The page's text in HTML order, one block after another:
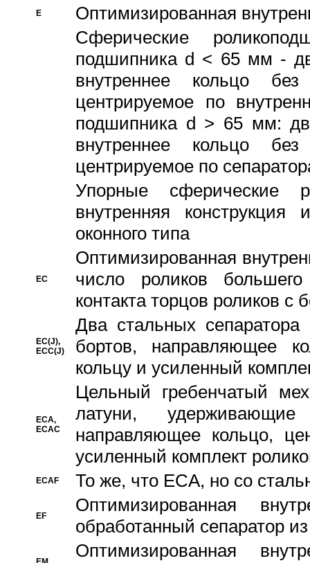
E
Оптимизированная
Сферические
подшипника d < 65 мм -
внутреннее кольцо
центрируемое по
подшипника d > 65 мм:
внутреннее кольцо
центрируемое по
Упорные сферические
внутренняя
оконного типа
EC
Oптимизированная
число роликов
контакта торцов роликов с
EC(J),
ECC(J)
Два стальных сепаратора
бортов, направляющее
кольцу и усиленный
ECA,
ECAC
Цельный гребенчатый
латуни,
направляющее кольцо,
усиленный комплект
ECAF То же, что ECA, но со
EF
Оптимизированная
обработанный сепаратор
Оптимизированная